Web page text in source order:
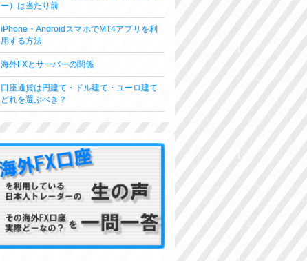
ー）は当たり前
iPhone・AndroidスマホでMT4アプリを利
用する方法
海外FXとサーバーの関係
口座通貨は円建て・ドル建て・ユーロ建て
どれを選ぶべき？